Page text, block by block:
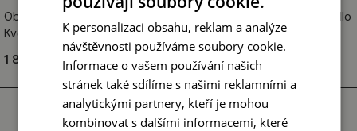
Obdélníkové dekorační zrcadlo
Květiny a listy
1 849.00 Kč
Obdélníkové dekorační zrcadlo
Ptáci na větvích
1 849.00 Kč
K personalizaci obsahu, reklam a analýze
návštěvnosti používáme soubory cookie.
Informace o vašem používání našich
stránek také sdílíme s našimi reklamními a
analytickými partnery, kteří je mohou
kombinovat s dalšími informacemi, které